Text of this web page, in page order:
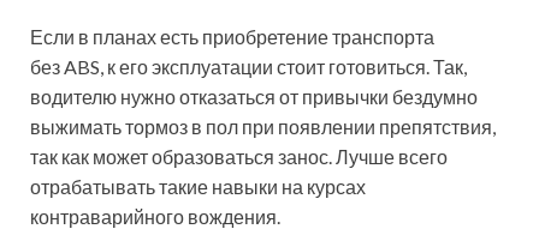
Если в планах есть приобретение транспорта
без ABS, к его эксплуатации стоит готовиться. Так,
водителю нужно отказаться от привычки бездумно
выжимать тормоз в пол при появлении препятствия,
так как может образоваться занос. Лучше всего
отрабатывать такие навыки на курсах
контраварийного вождения.